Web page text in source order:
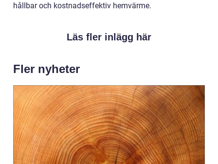
hållbar och kostnadseffektiv hemvärme.
Läs fler inlägg här
Fler nyheter